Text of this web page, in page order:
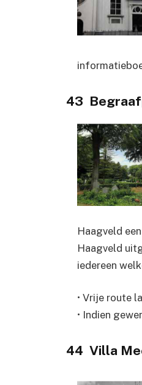
43
Haagveld
Haagveld
iedereen
• Vrije route
• Indien
44 Villa